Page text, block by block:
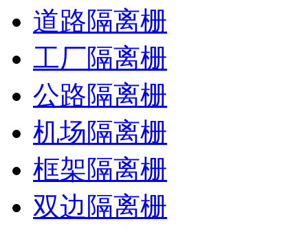
道路隔离栅
工厂隔离栅
公路隔离栅
机场隔离栅
框架隔离栅
双边隔离栅